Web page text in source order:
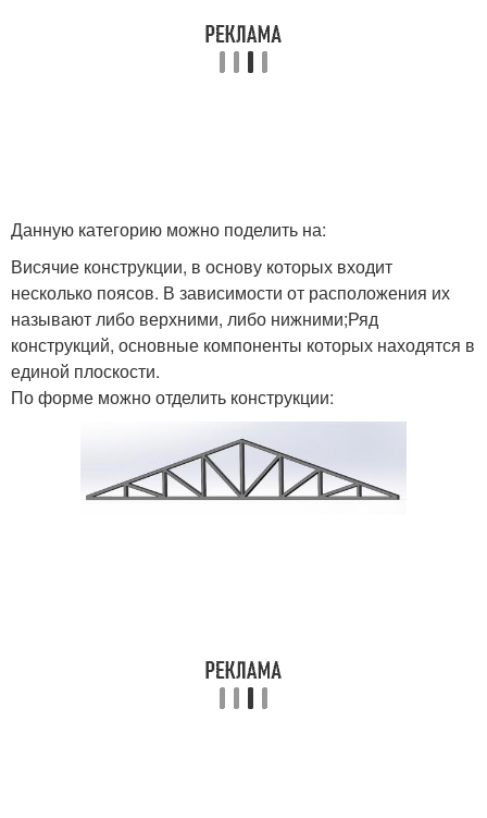
Данную категорию можно поделить на:
Висячие конструкции, в основу которых входит
несколько поясов. В зависимости от расположения их
называют либо верхними, либо нижними;Ряд
конструкций, основные компоненты которых находятся в
единой плоскости.
По форме можно отделить конструкции: